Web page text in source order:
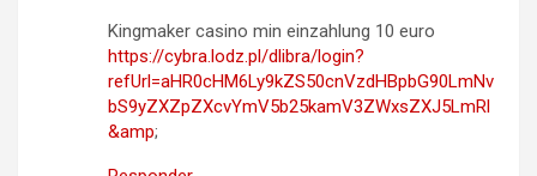
Kingmaker casino min einzahlung 10 euro
https://cybra.lodz.pl/dlibra/login?
refUrl=aHR0cHM6Ly9kZS50cnVzdHBpbG90LmNv
bS9yZXZpZXcvYmV5b25kamV3ZWxsZXJ5LmRl
&amp;